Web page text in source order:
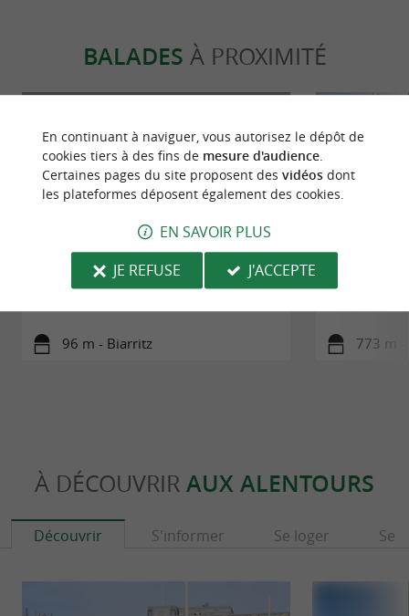
BALADES À PROXIMITÉ
La Vélosud de Biarritz à Urt
96 m - Biarritz
La
773 m
À DÉCOUVRIR AUX ALENTOURS
Découvrir S'informer Se loger Se
En continuant à naviguer, vous autorisez le dépôt de
cookies tiers à des fins de mesure d'audience.
Certaines pages du site proposent des vidéosdont
les plateformes déposent également des cookies.
EN SAVOIR PLUS
JE REFUSE
J'ACCEPTE